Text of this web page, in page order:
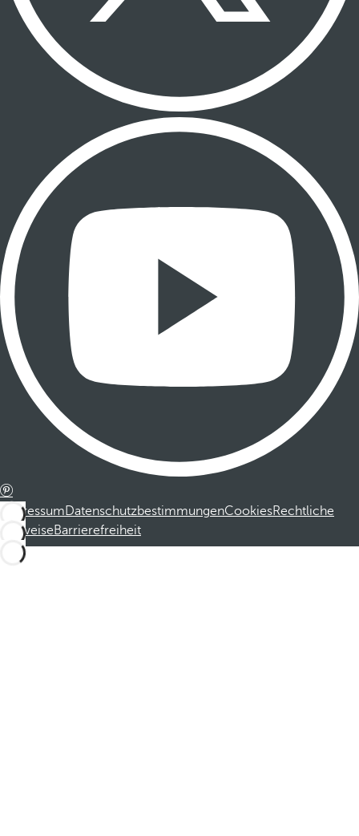
ImpressumDatenschutzbestimmungenCookiesRechtliche
HinweiseBarrierefreiheit